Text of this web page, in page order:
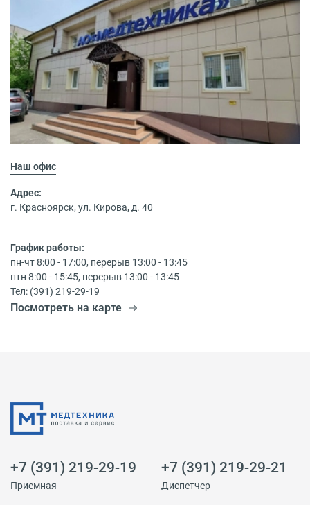
Наш офис
Адрес:
г. Красноярск, ул. Кирова, д. 40
График работы:
пн-чт 8:00 - 17:00, перерыв 13:00 - 13:45
птн 8:00 - 15:45, перерыв 13:00 - 13:45
Тел: (391) 219-29-19
Посмотреть на карте
+7 (391) 219-29-19
Приемная
+7 (391) 219-29-21
Диспетчер